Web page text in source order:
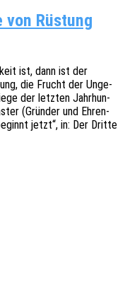
Rüs­tung
ist, dann ist der
die Frucht der Unge­
der letz­ten Jahr­hun­
(Grün­der und Ehren­
jetzt“, in: Der Dritte